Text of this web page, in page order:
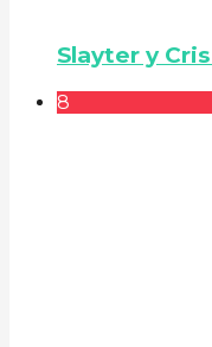
Slayter y
8